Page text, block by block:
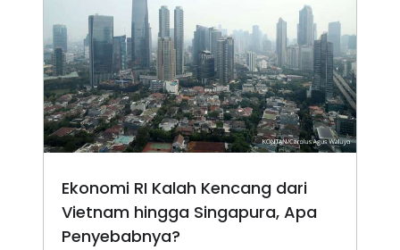
Ekonomi RI Kalah Kencang dari
Vietnam hingga Singapura, Apa
Penyebabnya?